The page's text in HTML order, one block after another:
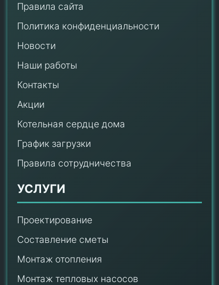
Правила сайта
Политика конфиденциальности
Новости
Наши работы
Контакты
Акции
Котельная сердце дома
График загрузки
Правила сотрудничества
УСЛУГИ
Проектирование
Составление сметы
Монтаж отопления
Монтаж тепловых насосов